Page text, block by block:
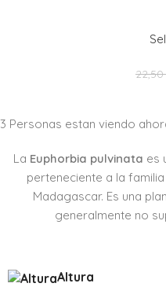
22,50
3 Personas estan viendo
La Euphorbia pulvinata es
perteneciente a la
Madagascar. Es una
generalmente no
Altura